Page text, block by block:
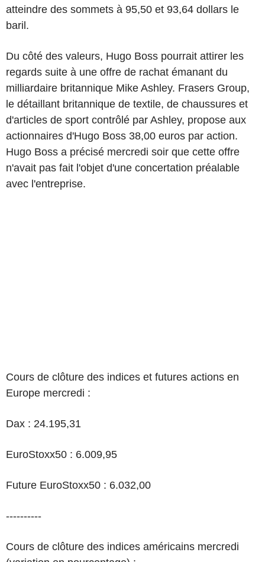
atteindre des sommets à 95,50 et 93,64 dollars le
baril.
Du côté des valeurs, Hugo Boss pourrait attirer les
regards suite à une offre de rachat émanant du
milliardaire britannique Mike Ashley. Frasers Group,
le détaillant britannique de textile, de chaussures et
d'articles de sport contrôlé par Ashley, propose aux
actionnaires d'Hugo Boss 38,00 euros par action.
Hugo Boss a précisé mercredi soir que cette offre
n'avait pas fait l'objet d'une concertation préalable
avec l'entreprise.
Cours de clôture des indices et futures actions en
Europe mercredi :
Dax : 24.195,31
EuroStoxx50 : 6.009,95
Future EuroStoxx50 : 6.032,00
----------
Cours de clôture des indices américains mercredi